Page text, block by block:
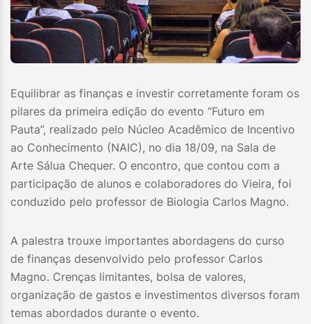
Equilibrar as finanças e investir corretamente foram os
pilares da primeira edição do evento “Futuro em
Pauta”, realizado pelo Núcleo Acadêmico de Incentivo
ao Conhecimento (NAIC), no dia 18/09, na Sala de
Arte Sálua Chequer. O encontro, que contou com a
participação de alunos e colaboradores do Vieira, foi
conduzido pelo professor de Biologia Carlos Magno.
A palestra trouxe importantes abordagens do curso
de finanças desenvolvido pelo professor Carlos
Magno. Crenças limitantes, bolsa de valores,
organização de gastos e investimentos diversos foram
temas abordados durante o evento.